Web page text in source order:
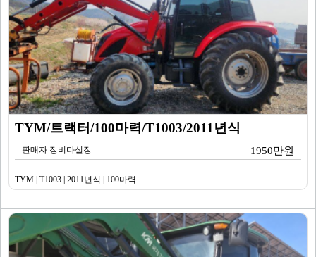
TYM/트랙터/100마력/T1003/2011년식
판매자 장비다실장 1950만원
TYM | T1003 | 2011년식 | 100마력